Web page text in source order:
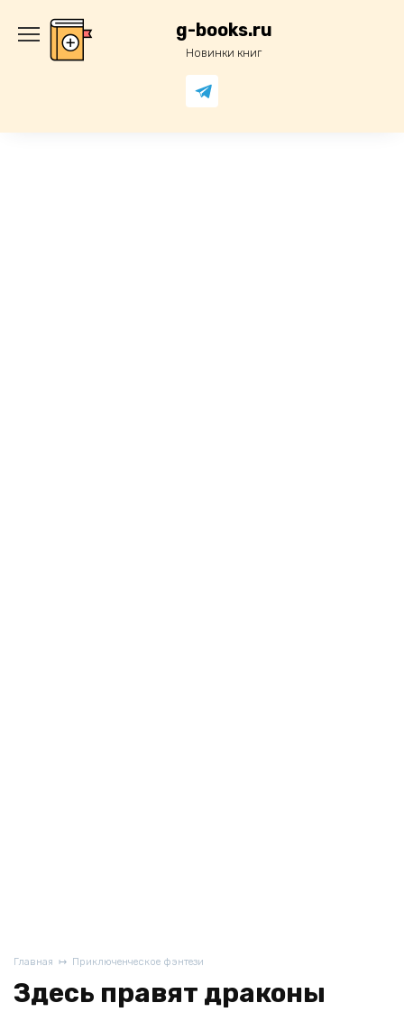
содержанию
g-books.ru
Новинки книг
Главная Приключенческое фэнтези
Здесь правят драконы